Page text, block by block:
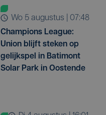
wo 5 augustus | 07:48
Champions League:
Union blijft steken op
gelijkspel in Batimont
Solar Park in Oostende